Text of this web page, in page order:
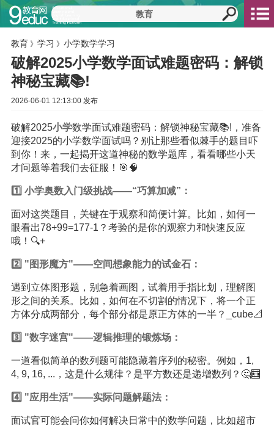
教育 》 学习 》 小学数学学习
破解2025小学数学面试难题密码：解锁
神秘宝藏📚!
2026-06-01 12:13:00 发布
破解2025小学数学面试难题密码：解锁神秘宝藏📚!，准备
迎接2025的小学数学面试吗？别让那些看似棘手的题目吓
到你！来，一起揭开这道神秘的数学题库，看看哪些小天
才问题等着我们去征服！🎯🧠
1️⃣ 小学奥数入门级挑战——“巧算加减”：
面对这类题目，关键在于观察和简便计算。比如，如何一
眼看出78+99=177-1？考验的是你的观察力和快速反应
哦！🔍+
2️⃣ "图形魔方"——空间想象能力的试金石：
遇到立体图形题，别急着画图，试着用手指比划，理解图
形之间的关系。比如，如何在不切割的情况下，将一个正
方体分成两部分，每个部分都是原正方体的一半？_cube📐
3️⃣ "数字迷宫"——逻辑推理的锻炼场：
一道看似简单的数列题可能隐藏着序列的秘密。例如，1,
4, 9, 16, ...，这是什么规律？是平方数还是递增数列？🤔🧮
4️⃣ "应用生活"——实际问题解题法：
面试官可能会问你如何解决日常中的数学问题，比如超市